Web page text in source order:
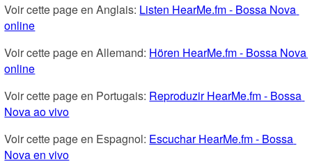
Voir cette page en Anglais: Listen HearMe.fm - Bossa Nova
online
Voir cette page en Allemand: Hören HearMe.fm - Bossa Nova
online
Voir cette page en Portugais: Reproduzir HearMe.fm - Bossa
Nova ao vivo
Voir cette page en Espagnol: Escuchar HearMe.fm - Bossa
Nova en vivo